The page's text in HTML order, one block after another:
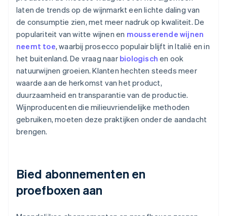
laten de trends op de wijnmarkt een lichte daling van
de consumptie zien, met meer nadruk op kwaliteit. De
populariteit van witte wijnen en mousserende wijnen
neemt toe, waarbij prosecco populair blijft in Italië en in
het buitenland. De vraag naar biologisch en ook
natuurwijnen groeien. Klanten hechten steeds meer
waarde aan de herkomst van het product,
duurzaamheid en transparantie van de productie.
Wijnproducenten die milieuvriendelijke methoden
gebruiken, moeten deze praktijken onder de aandacht
brengen.
Bied abonnementen en
proefboxen aan